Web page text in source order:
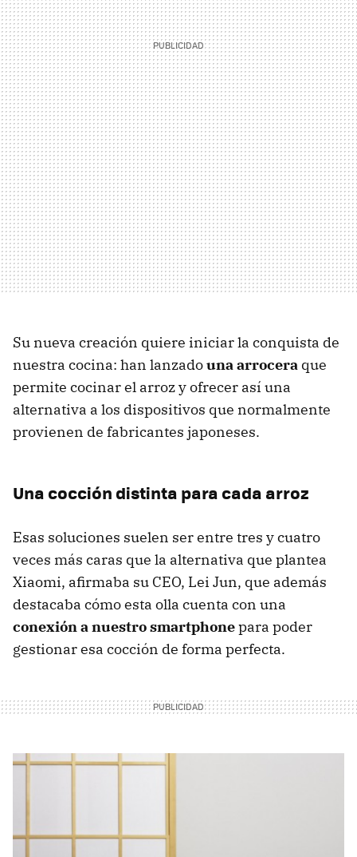
Su nueva creación quiere iniciar la conquista de
nuestra cocina: han lanzadouna arrocera que
permite cocinar el arroz y ofrecer así una
alternativa a los dispositivos que normalmente
provienen de fabricantes japoneses.
Una cocción distinta para cada arroz
Esas soluciones suelen ser entre tres y cuatro
veces más caras que la alternativa que plantea
Xiaomi, afirmaba su CEO, Lei Jun, que además
destacaba cómo esta olla cuenta con una
conexión a nuestro smartphonepara poder
gestionar esa cocción de forma perfecta.